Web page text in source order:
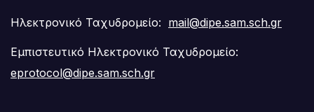
Ηλεκτρονικό Ταχυδρομείο: mail@dipe.sam.sch.gr
Εμπιστευτικό Ηλεκτρονικό Ταχυδρομείο:
eprotocol@dipe.sam.sch.gr